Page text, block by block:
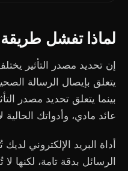
لماذا تفشل طريقة
إن تحديد مصدر التأثير
يتعلق بإيصال الرسالة
بينما يتعلق تحديد مصدر
عائد مادي، وأدواتك
أداة البريد الإلكتروني
الرسائل بدقة تامة، لكنها